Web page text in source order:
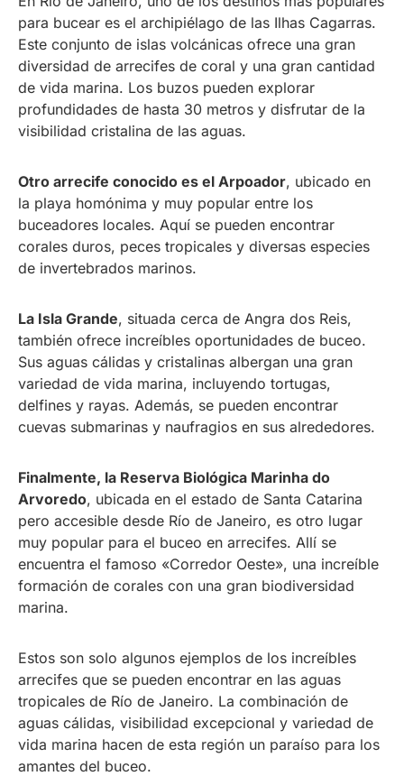
para bucear es el archipiélago de las Ilhas Cagarras.
Este conjunto de islas volcánicas ofrece una gran
diversidad de arrecifes de coral y una gran cantidad
de vida marina. Los buzos pueden explorar
profundidades de hasta 30 metros y disfrutar de la
visibilidad cristalina de las aguas.
Otro arrecife conocido es el Arpoador, ubicado en
la playa homónima y muy popular entre los
buceadores locales. Aquí se pueden encontrar
corales duros, peces tropicales y diversas especies
de invertebrados marinos.
La Isla Grande, situada cerca de Angra dos Reis,
también ofrece increíbles oportunidades de buceo.
Sus aguas cálidas y cristalinas albergan una gran
variedad de vida marina, incluyendo tortugas,
delfines y rayas. Además, se pueden encontrar
cuevas submarinas y naufragios en sus alrededores.
Finalmente, la Reserva Biológica Marinha do
Arvoredo, ubicada en el estado de Santa Catarina
pero accesible desde Río de Janeiro, es otro lugar
muy popular para el buceo en arrecifes. Allí se
encuentra el famoso «Corredor Oeste», una increíble
formación de corales con una gran biodiversidad
marina.
Estos son solo algunos ejemplos de los increíbles
arrecifes que se pueden encontrar en las aguas
tropicales de Río de Janeiro. La combinación de
aguas cálidas, visibilidad excepcional y variedad de
vida marina hacen de esta región un paraíso para los
amantes del buceo.